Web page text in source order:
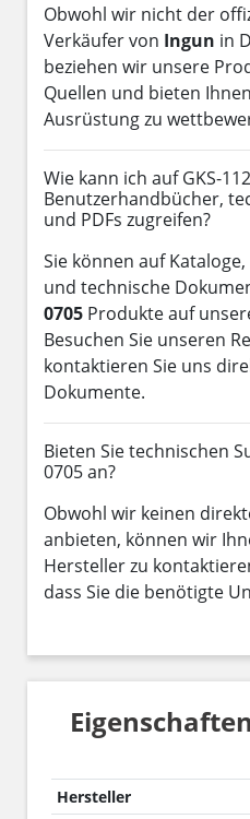
Obwohl wir nicht der
Verkäufer von Ingun in
beziehen wir unsere
Quellen und bieten
Ausrüstung zu
Wie kann ich auf GKS-
Benutzerhandbücher,
und PDFs zugreifen?
Sie können auf
und technische
0705 Produkte auf
Besuchen Sie unseren
kontaktieren Sie uns
Dokumente.
Bieten Sie technischen
0705 an?
Obwohl wir keinen
anbieten, können wir
Hersteller zu
dass Sie die benötigte
Eigenschaften
Hersteller